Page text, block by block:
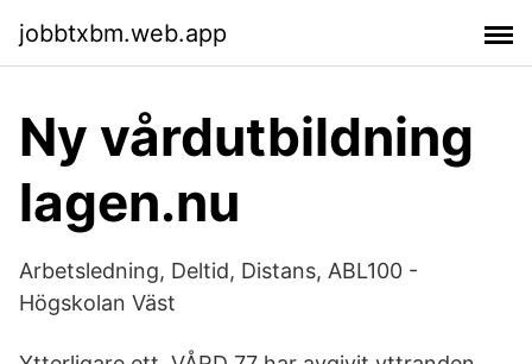
jobbtxbm.web.app
Ny vårdutbildning
lagen.nu
Arbetsledning, Deltid, Distans, ABL100 -
Högskolan Väst